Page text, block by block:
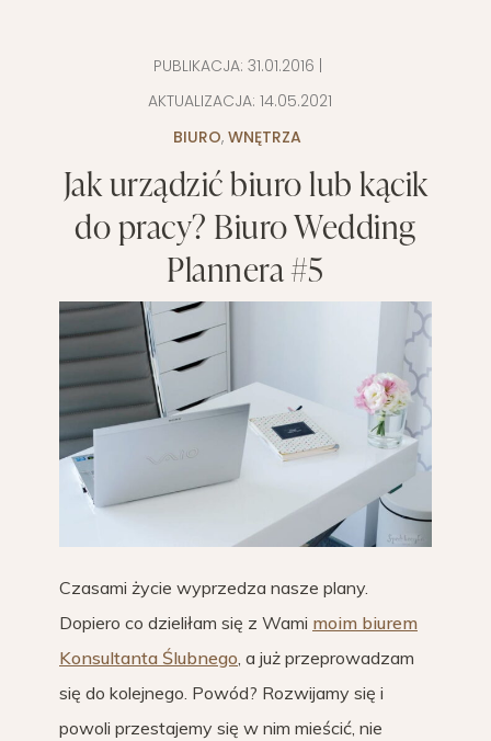
PUBLIKACJA: 31.01.2016 |
AKTUALIZACJA: 14.05.2021
BIURO, WNĘTRZA
Jak urządzić biuro lub kącik
do pracy? Biuro Wedding
Plannera #5
Czasami życie wyprzedza nasze plany.
Dopiero co dzieliłam się z Wami moim biurem
Konsultanta Ślubnego, a już przeprowadzam
się do kolejnego. Powód? Rozwijamy się i
powoli przestajemy się w nim mieścić, nie